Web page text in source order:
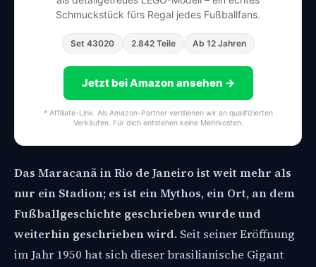
Schmuckstück fürs Regal jedes Fußballfans.
Set 43020 2.842 Teile Ab 12 Jahren
Jetzt bei Amazon ansehen →
* Affiliate-Link. Als Amazon-Partner verdienen wir an qualifizierten
Verkäufen. Für dich entstehen keine Mehrkosten.
Das Maracanã in Rio de Janeiro ist weit mehr als
nur ein Stadion; es ist ein Mythos, ein Ort, an dem
Fußballgeschichte geschrieben wurde und
weiterhin geschrieben wird. Seit seiner Eröffnung
im Jahr 1950 hat sich dieser brasilianische Gigant